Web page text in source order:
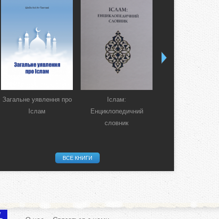
Загальне уявлення про
Іслам
Іслам:
Енциклопедичний
словник
Коран.
смислів
мовою
ВСЕ КНИГИ